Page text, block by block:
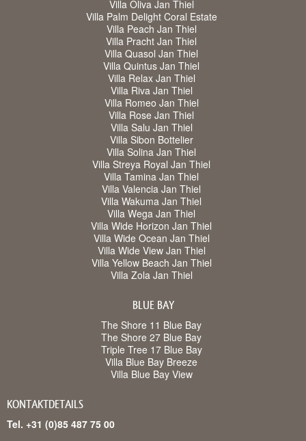
Villa Oliva Jan Thiel
Villa Palm Delight Coral Estate
Villa Peach Jan Thiel
Villa Pracht Jan Thiel
Villa Quasol Jan Thiel
Villa Quintus Jan Thiel
Villa Relax Jan Thiel
Villa Riva Jan Thiel
Villa Romeo Jan Thiel
Villa Rose Jan Thiel
Villa Salu Jan Thiel
Villa Sibon Bottelier
Villa Solina Jan Thiel
Villa Streya Royal Jan Thiel
Villa Tamina Jan Thiel
Villa Valencia Jan Thiel
Villa Wakuma Jan Thiel
Villa Wega Jan Thiel
Villa Wide Horizon Jan Thiel
Villa Wide Ocean Jan Thiel
Villa Wide View Jan Thiel
Villa Yellow Beach Jan Thiel
Villa Zola Jan Thiel
BLUE BAY
The Shore 11 Blue Bay
The Shore 27 Blue Bay
Triple Tree 17 Blue Bay
Villa Blue Bay Breeze
Villa Blue Bay View
KONTAKTDETAILS
Tel. +31 (0)85 487 75 00